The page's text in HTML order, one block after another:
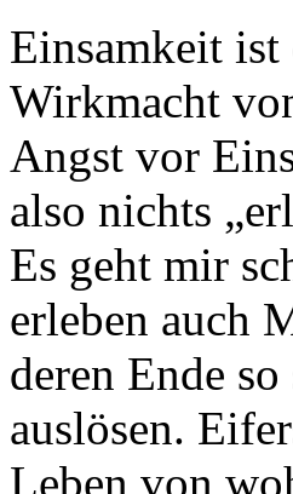
Einsamkeit ist
Wirkmacht
Angst vor
also nichts
Es geht mir
erleben auch
deren Ende
auslösen.
Leben von